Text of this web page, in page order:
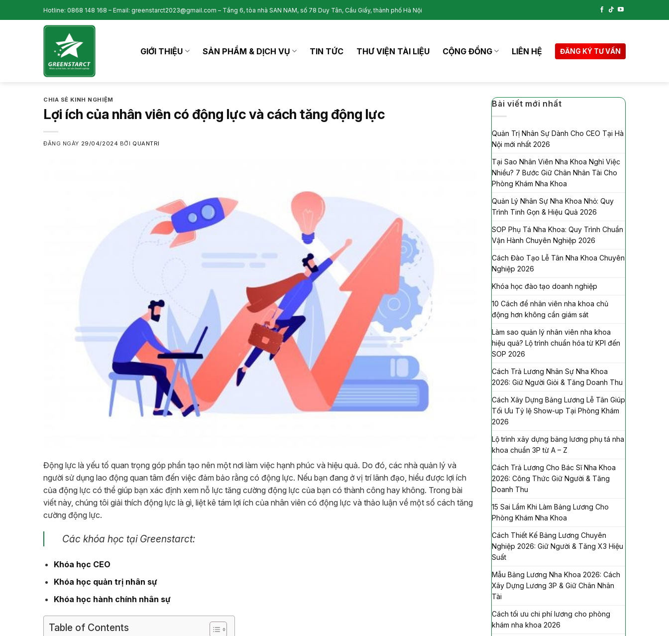
to
Hotline: 0868 148 168 – Email: greenstarct2023@gmail.com – Tầng 6, tòa nhà SAN NAM, số 78 Duy Tân, Cầu Giấy, thành phố Hà Nội
GIỚI THIỆU SẢN PHẨM & DỊCH VỤ TIN TỨC THƯ VIỆN TÀI LIỆU CỘNG ĐỒNG LIÊN HỆ ĐĂNG KÝ TƯ VẤN
CHIA SẺ KINH NGHIỆM
Lợi ích của nhân viên có động lực và cách tăng động lực
ĐĂNG NGÀY 29/04/2024 BỞI QUANTRI
Động lực là yếu tố quan trọng góp phần tạo nên một nơi làm việc hạnh phúc và hiệu quả. Do đó, các nhà quản lý và
người sử dụng lao động quan tâm đến việc đảm bảo rằng có động lực. Nếu bạn đang ở vị trí lãnh đạo, hiểu được lợi ích
của động lực có thể giúp bạn xác định xem nỗ lực tăng cường động lực của bạn có thành công hay không. Trong bài
viết này, chúng tôi giải thích động lực là gì, liệt kê tám lợi ích của nhân viên có động lực và thảo luận về một số cách tăng
cường động lực.
Các khóa học tại Greenstarct:
Khóa học CEO
Khóa học quản trị nhân sự
Khóa học hành chính nhân sự
Table of Contents
Bài viết mới nhất
Quản Trị Nhân Sự Dành Cho CEO Tại Hà
Nội mới nhất 2026
Tại Sao Nhân Viên Nha Khoa Nghỉ Việc
Nhiều? 7 Bước Giữ Chân Nhân Tài Cho
Phòng Khám Nha Khoa
Quản Lý Nhân Sự Nha Khoa Nhỏ: Quy
Trình Tinh Gọn & Hiệu Quả 2026
SOP Phụ Tá Nha Khoa: Quy Trình Chuẩn
Vận Hành Chuyên Nghiệp 2026
Cách Đào Tạo Lễ Tân Nha Khoa Chuyên
Nghiệp 2026
Khóa học đào tạo doanh nghiệp
10 Cách để nhân viên nha khoa chủ
động hơn không cần giám sát
Làm sao quản lý nhân viên nha khoa
hiệu quả? Lộ trình chuẩn hóa từ KPI đến
SOP 2026
Cách Trả Lương Nhân Sự Nha Khoa
2026: Giữ Người Giỏi & Tăng Doanh Thu
Cách Xây Dựng Bảng Lương Lễ Tân Giúp
Tối Ưu Tỷ lệ Show-up Tại Phòng Khám
2026
Lộ trình xây dựng bảng lương phụ tá nha
khoa chuẩn 3P từ A – Z
Cách Trả Lương Cho Bác Sĩ Nha Khoa
2026: Công Thức Giữ Người & Tăng
Doanh Thu
15 Sai Lầm Khi Làm Bảng Lương Cho
Phòng Khám Nha Khoa
Cách Thiết Kế Bảng Lương Chuyên
Nghiệp 2026: Giữ Người & Tăng X3 Hiệu
Suất
Mẫu Bảng Lương Nha Khoa 2026: Cách
Xây Dựng Lương 3P & Giữ Chân Nhân
Tài
Cách tối ưu chi phí lương cho phòng
khám nha khoa 2026